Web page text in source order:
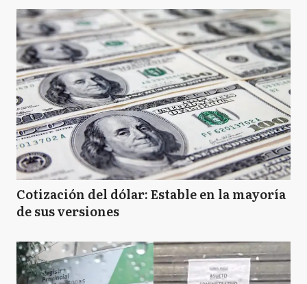
Cotización del dólar: Estable en la mayoría
de sus versiones